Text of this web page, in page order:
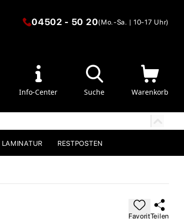
04502 - 50 20(Mo.-Sa. | 10-17 Uhr)
Info-Center Suche Warenkorb
LAMINATUR RESTPOSTEN
FavoritTeilen